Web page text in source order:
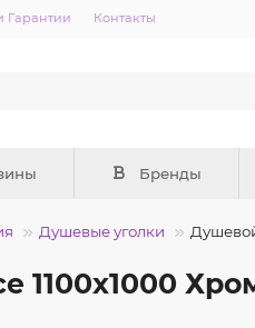
Гарантии Контакты
Бренды
Душевые уголки
1100x1000